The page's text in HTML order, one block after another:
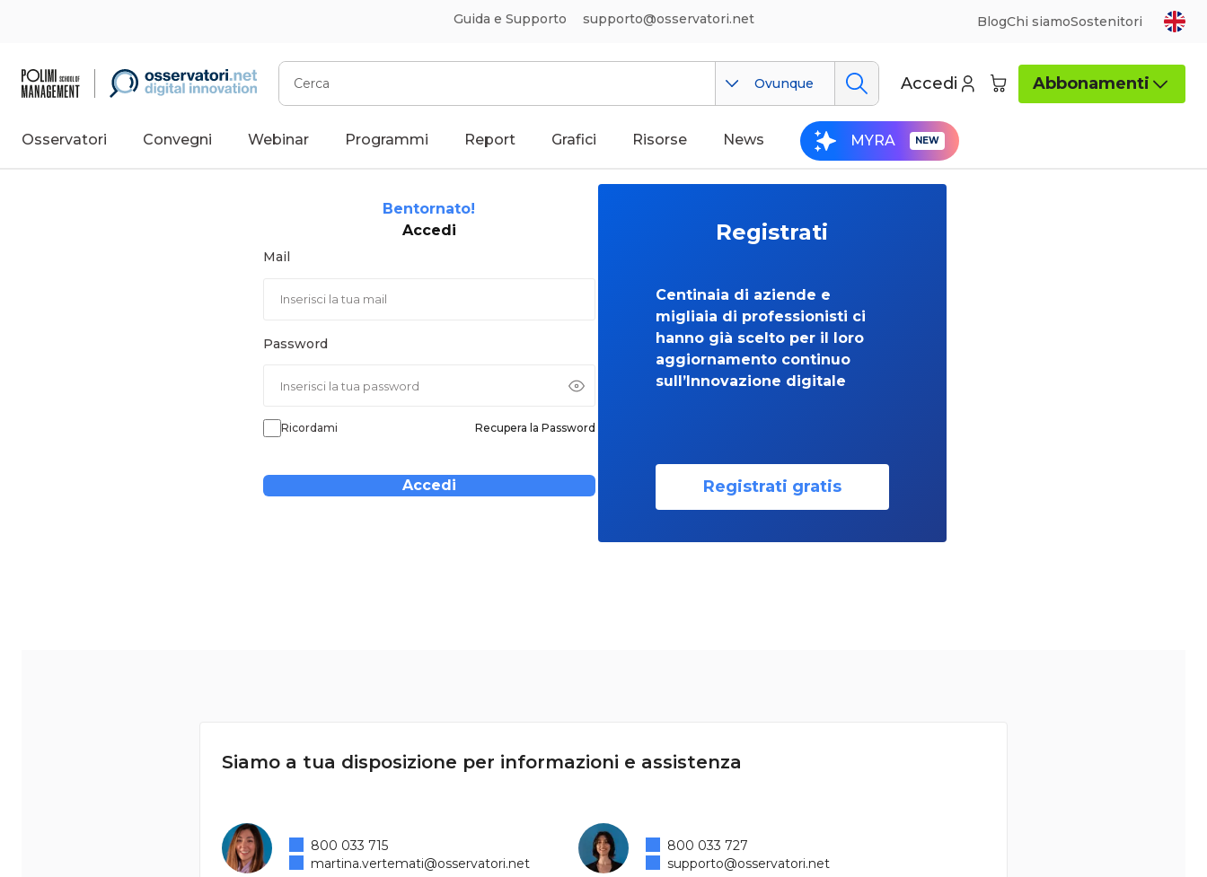
Guida e Supporto supporto@osservatori.net BlogChi siamoSostenitori
Cerca
Ovunque Accedi Abbonamenti
Osservatori Convegni Webinar Programmi Report Grafici Risorse News MYRA
Bentornato!
Accedi
Mail
Password
Ricordami Recupera la Password
Accedi
Registrati
Centinaia di aziende e
migliaia di professionisti ci
hanno già scelto per il loro
aggiornamento continuo
sull’Innovazione digitale
Registrati gratis
Siamo a tua disposizione per informazioni e assistenza
800 033 715
martina.vertemati@osservatori.net
800 033 727
supporto@osservatori.net